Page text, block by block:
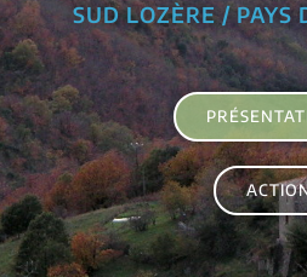
SUD LOZÈRE / PAYS